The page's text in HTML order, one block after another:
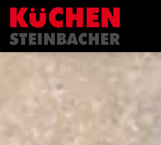
Ausstellung
Schreinerei
Über uns